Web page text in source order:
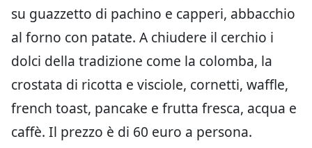
su guazzetto di pachino e capperi, abbacchio
al forno con patate. A chiudere il cerchio i
dolci della tradizione come la colomba, la
crostata di ricotta e visciole, cornetti, waffle,
french toast, pancake e frutta fresca, acqua e
caffè. Il prezzo è di 60 euro a persona.